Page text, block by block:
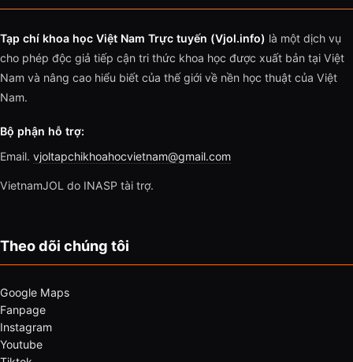
Tạp chí khoa học Việt Nam Trực tuyến (Vjol.info) là một dịch vụ
cho phép độc giả tiếp cận tri thức khoa học được xuất bản tại Việt
Nam và nâng cao hiểu biết của thế giới về nền học thuật của Việt
Nam.
Bộ phận hỗ trợ:
Email. vjoltapchikhoahocvietnam@gmail.com
VietnamJOL do INASP tài trợ.
Theo dõi chúng tôi
Google Maps
Fanpage
Instagram
Youtube